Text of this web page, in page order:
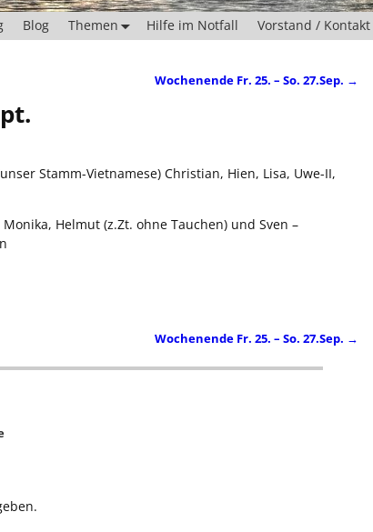
Blog Themen Hilfe im Notfall
Vorstand / Kontakt
Wochenende Fr. 25. – So. 27.Sep. →
Stamm-Vietnamese) Christian, Hien, Lisa, Uwe-II,
Helmut (z.Zt. ohne Tauchen) und Sven –
Wochenende Fr. 25. – So. 27.Sep. →